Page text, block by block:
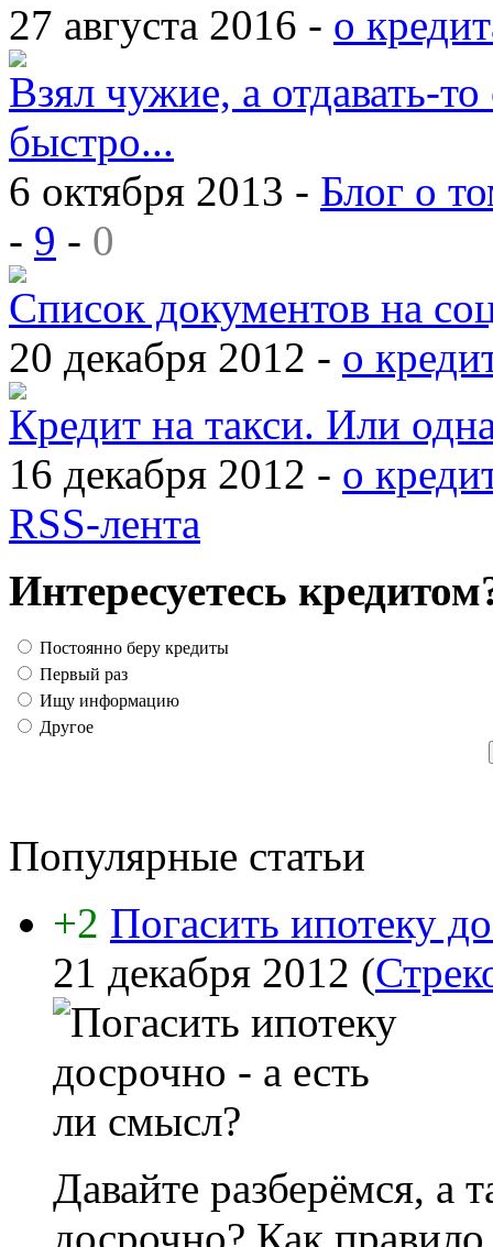
27 августа 2016 - о
Взял чужие, а отдавать-
быстро...
6 октября 2013 - Блог о
- 9 - 0
Список документов на
20 декабря 2012 - о
Кредит на такси. Или
16 декабря 2012 - о
RSS-лента
Интересуетесь
Постоянно беру кредиты
Первый раз
Ищу информацию
Другое
Популярные статьи
+2 Погасить ипотеку
21 декабря 2012 (
Давайте разберёмся, а